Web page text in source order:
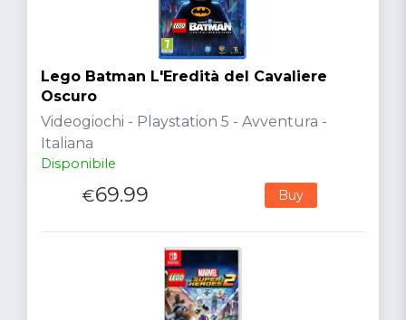
Lego Batman L'Eredità del Cavaliere
Oscuro
Videogiochi - Playstation 5 - Avventura -
Italiana
Disponibile
€69.99 Buy